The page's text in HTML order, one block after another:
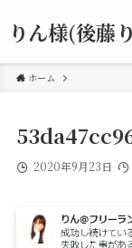
りん様(後藤
ホーム
2020年9月23日